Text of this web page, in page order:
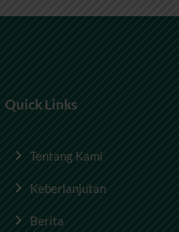
Quick Links
Tentang Kami
Keberlanjutan
Berita